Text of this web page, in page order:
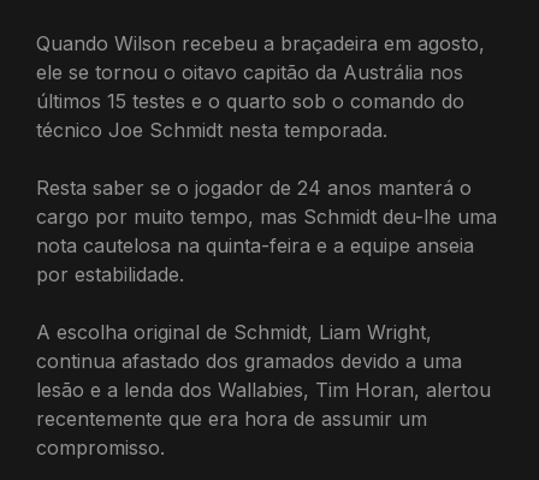
Quando Wilson recebeu a braçadeira em agosto,
ele se tornou o oitavo capitão da Austrália nos
últimos 15 testes e o quarto sob o comando do
técnico Joe Schmidt nesta temporada.
Resta saber se o jogador de 24 anos manterá o
cargo por muito tempo, mas Schmidt deu-lhe uma
nota cautelosa na quinta-feira e a equipe anseia
por estabilidade.
A escolha original de Schmidt, Liam Wright,
continua afastado dos gramados devido a uma
lesão e a lenda dos Wallabies, Tim Horan, alertou
recentemente que era hora de assumir um
compromisso.